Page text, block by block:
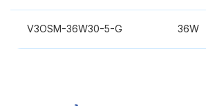
V3OSM-36W30-5-G 36W